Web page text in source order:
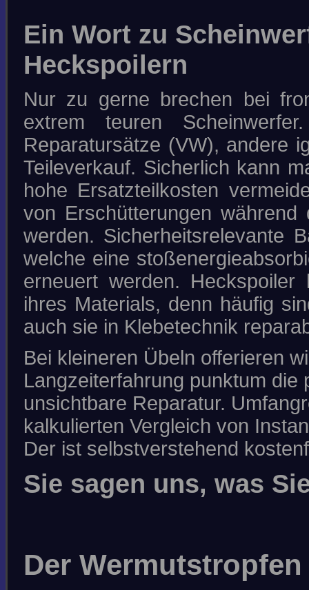
Ein Wort zu
Heckspoilern
Nur zu gerne brechen bei
extrem teuren
Reparatursätze (VW), andere
Teileverkauf. Sicherlich kann
hohe Ersatzteilkosten
von Erschütterungen
werden. Sicherheitsrelevante
welche eine
erneuert werden.
ihres Materials, denn häufig
auch sie in Klebetechnik
Bei kleineren Übeln offerieren
Langzeiterfahrung punktum
unsichtbare Reparatur.
kalkulierten Vergleich von
Der ist selbstverstehend
Sie sagen uns, was
Der Wermutstropfen